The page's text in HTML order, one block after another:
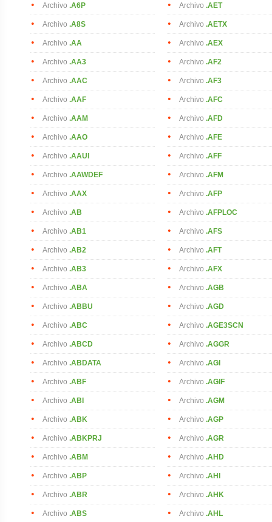
Archivo .A6P
Archivo .A8S
Archivo .AA
Archivo .AA3
Archivo .AAC
Archivo .AAF
Archivo .AAM
Archivo .AAO
Archivo .AAUI
Archivo .AAWDEF
Archivo .AAX
Archivo .AB
Archivo .AB1
Archivo .AB2
Archivo .AB3
Archivo .ABA
Archivo .ABBU
Archivo .ABC
Archivo .ABCD
Archivo .ABDATA
Archivo .ABF
Archivo .ABI
Archivo .ABK
Archivo .ABKPRJ
Archivo .ABM
Archivo .ABP
Archivo .ABR
Archivo .ABS
Archivo .AET
Archivo .AETX
Archivo .AEX
Archivo .AF2
Archivo .AF3
Archivo .AFC
Archivo .AFD
Archivo .AFE
Archivo .AFF
Archivo .AFM
Archivo .AFP
Archivo .AFPLOC
Archivo .AFS
Archivo .AFT
Archivo .AFX
Archivo .AGB
Archivo .AGD
Archivo .AGE3SCN
Archivo .AGGR
Archivo .AGI
Archivo .AGIF
Archivo .AGM
Archivo .AGP
Archivo .AGR
Archivo .AHD
Archivo .AHI
Archivo .AHK
Archivo .AHL